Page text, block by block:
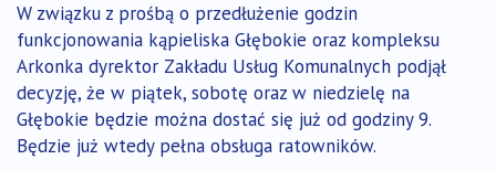
W związku z prośbą o przedłużenie godzin
funkcjonowania kąpieliska Głębokie oraz kompleksu
Arkonka dyrektor Zakładu Usług Komunalnych podjął
decyzję, że w piątek, sobotę oraz w niedzielę na
Głębokie będzie można dostać się już od godziny 9.
Będzie już wtedy pełna obsługa ratowników.